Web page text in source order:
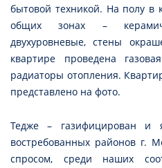
бытовой техникой. На полу в
общих зонах –
двухуровневые, стены
квартире проведена
радиаторы отопления.
представлено на фото.
Тедже – газифицирован и
востребованных районов г.
спросом, среди наших